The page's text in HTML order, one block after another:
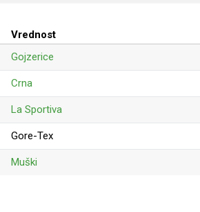
Vrednost
Gojzerice
Crna
La Sportiva
Gore-Tex
Muški